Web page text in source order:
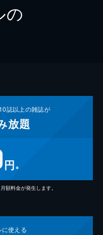
の
誌以上の雑誌が
放題
円 ※
額料金が発生します。
使える